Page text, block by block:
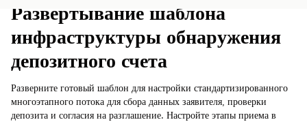
Развертывание шаблона
инфраструктуры обнаружения
депозитного счета
Разверните готовый шаблон для настройки стандартизированного
многоэтапного потока для сбора данных заявителя, проверки
депозита и согласия на разглашение. Настройте этапы приема в